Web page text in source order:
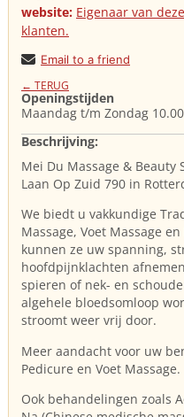
website: Eigenaar van
klanten.
Email to a friend
← TERUG
Openingstijden
Maandag t/m Zondag
Beschrijving:
Mei Du Massage &
Laan Op Zuid 790 in
We biedt u vakkundige
Massage, Voet Massage
kunnen ze uw spanning,
hoofdpijnklachten
spieren of nek- en
algehele bloedsomloop
stroomt weer vrij door.
Meer aandacht voor uw
Pedicure en Voet Massage.
Ook behandelingen zoals